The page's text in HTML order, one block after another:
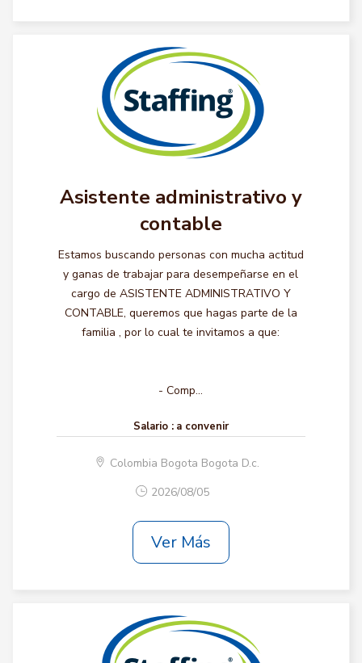
Asistente administrativo y
contable
Estamos buscando personas con mucha actitud
y ganas de trabajar para desempeñarse en el
cargo de ASISTENTE ADMINISTRATIVO Y
CONTABLE, queremos que hagas parte de la
familia , por lo cual te invitamos a que:
- Comp...
Salario : a convenir
Colombia Bogota Bogota D.c.
2026/08/05
Ver Más